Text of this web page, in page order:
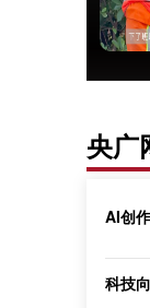
央广
AI创
科技